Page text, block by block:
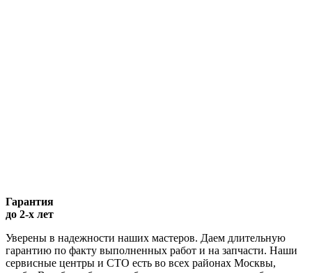
Гарантия
до 2-х лет
Уверены в надежности наших мастеров. Даем длительную
гарантию по факту выполненных работ и на запчасти. Наши
сервисные центры и СТО есть во всех районах Москвы,